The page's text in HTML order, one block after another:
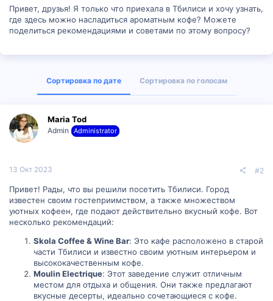
Привет, друзья! Я только что приехала в Тбилиси и хочу узнать,
где здесь можно насладиться ароматным кофе? Можете
поделиться рекомендациями и советами по этому вопросу?
Сортировка по дате Сортировка по голосам
Maria Tod
Admin Administrator
13 Окт 2023 #2
Привет! Рады, что вы решили посетить Тбилиси. Город
известен своим гостеприимством, а также множеством
уютных кофеен, где подают действительно вкусный кофе. Вот
несколько рекомендаций:
Skola Coffee & Wine Bar: Это кафе расположено в старой
части Тбилиси и известно своим уютным интерьером и
высококачественным кофе.
Moulin Electrique: Этот заведение служит отличным
местом для отдыха и общения. Они также предлагают
вкусные десерты, идеально сочетающиеся с кофе.